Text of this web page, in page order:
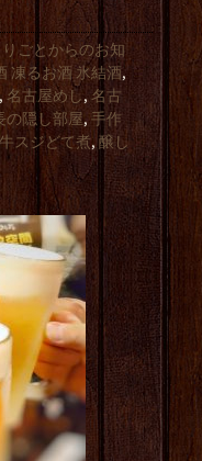
ごとからのお知
凍るお酒 氷結酒,
, 名古屋めし, 名古
の隠し部屋,手作
牛スジどて煮, 醸し